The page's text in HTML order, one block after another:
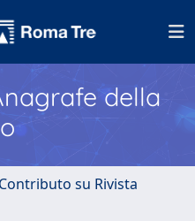
della
su Rivista